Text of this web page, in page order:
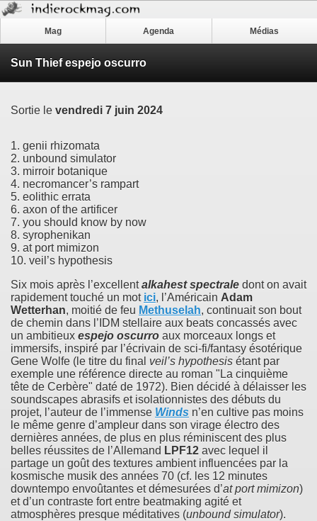
Mag Agenda Médias
Sun Thief espejo oscurro
Sortie le vendredi 7 juin 2024
1. genii rhizomata
2. unbound simulator
3. mirroir botanique
4. necromancer’s rampart
5. eolithic errata
6. axon of the artificer
7. you should know by now
8. syrophenikan
9. at port mimizon
10. veil’s hypothesis
Six mois après l’excellentalkahest spectrale dont on avait
rapidement touché un mot ici, l’Américain Adam
Wetterhan, moitié de feu Methuselah, continuait son bout
de chemin dans l’IDM stellaire aux beats concassés avec
un ambitieux espejo oscurro aux morceaux longs et
immersifs, inspiré par l’écrivain de sci-fi/fantasy ésotérique
Gene Wolfe (le titre du final veil’s hypothesis étant par
exemple une référence directe au roman "La cinquième
tête de Cerbère" daté de 1972). Bien décidé à délaisser les
soundscapes abrasifs et isolationnistes des débuts du
projet, l’auteur de l’immense Winds n’en cultive pas moins
le même genre d’ampleur dans son virage électro des
dernières années, de plus en plus réminiscent des plus
belles réussites de l’Allemand LPF12 avec lequel il
partage un goût des textures ambient influencées par la
kosmische musik des années 70 (cf. les 12 minutes
downtempo envoûtantes et démesurées d’at port mimizon)
et d’un contraste fort entre beatmaking agité et
atmosphères presque méditatives (unbound simulator).